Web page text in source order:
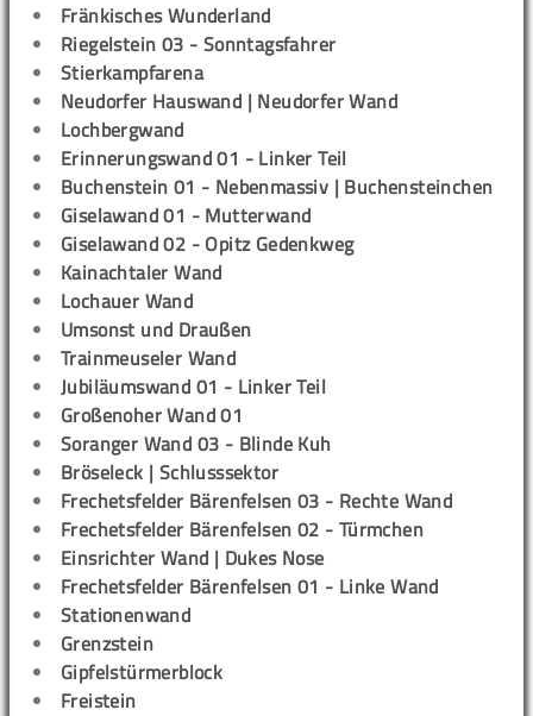
Fränkisches Wunderland
Riegelstein 03 - Sonntagsfahrer
Stierkampfarena
Neudorfer Hauswand | Neudorfer Wand
Lochbergwand
Erinnerungswand 01 - Linker Teil
Buchenstein 01 - Nebenmassiv | Buchensteinchen
Giselawand 01 - Mutterwand
Giselawand 02 - Opitz Gedenkweg
Kainachtaler Wand
Lochauer Wand
Umsonst und Draußen
Trainmeuseler Wand
Jubiläumswand 01 - Linker Teil
Großenoher Wand 01
Soranger Wand 03 - Blinde Kuh
Bröseleck | Schlusssektor
Frechetsfelder Bärenfelsen 03 - Rechte Wand
Frechetsfelder Bärenfelsen 02 - Türmchen
Einsrichter Wand | Dukes Nose
Frechetsfelder Bärenfelsen 01 - Linke Wand
Stationenwand
Grenzstein
Gipfelstürmerblock
Freistein